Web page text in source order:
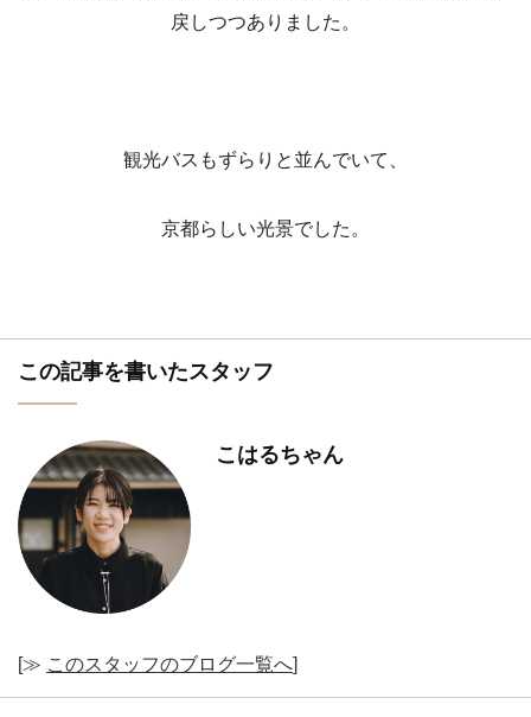
戻しつつありました。
観光バスもずらりと並んでいて、
京都らしい光景でした。
この記事を書いたスタッフ
こはるちゃん
[≫ このスタッフのブログ一覧へ]